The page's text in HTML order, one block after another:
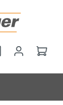
Hai 0 articoliIl